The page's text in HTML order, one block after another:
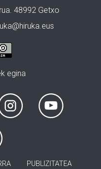
48992 Getxo
egina
PUBLIZITATEA